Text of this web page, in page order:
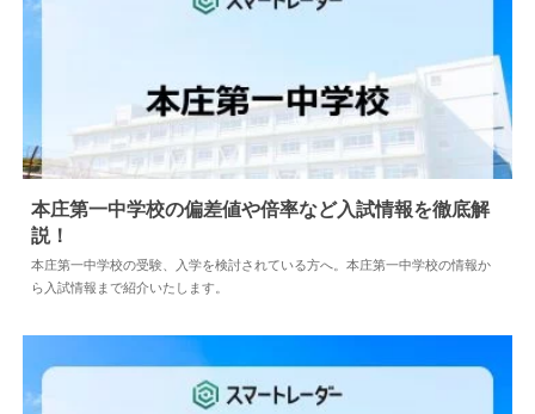
中学情報 2024.04.02
本庄第一中学校の偏差値や倍率など入試情報を徹底解
説！
本庄第一中学校の受験、入学を検討されている方へ。本庄第一中学校の情報か
ら入試情報まで紹介いたします。